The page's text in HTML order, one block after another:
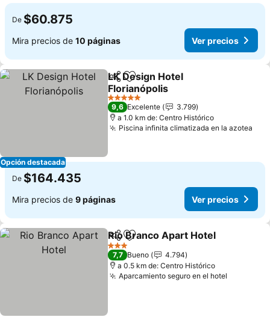
De $60.875
Mira precios de 10 páginas Ver precios
Opción destacada
CompartirAgregar a favoritos
LK Design Hotel
Florianópolis
Ver precios
5 Estrellas
9,6 Excelente
3.799
a 1.0 km de: Centro Histórico
Piscina infinita climatizada en la azotea
De $164.435
Mira precios de 9 páginas Ver precios
CompartirAgregar a favoritos
Rio Branco Apart Hotel
3 Estrellas
7,7 Bueno
4.794
a 0.5 km de: Centro Histórico
Aparcamiento seguro en el hotel